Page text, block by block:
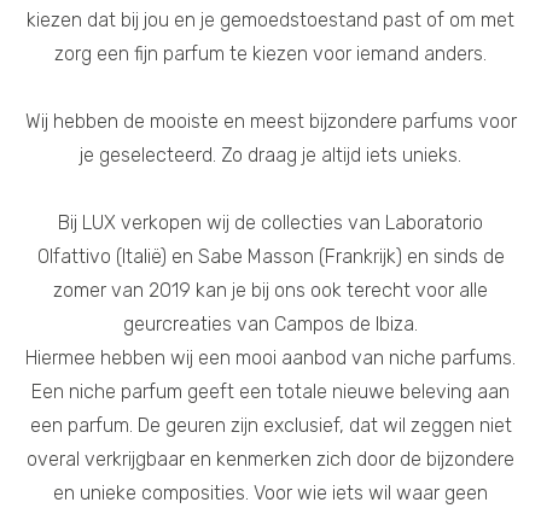
kiezen dat bij jou en je gemoedstoestand past of om met
zorg een fijn parfum te kiezen voor iemand anders.
Wij hebben de mooiste en meest bijzondere parfums voor
je geselecteerd. Zo draag je altijd iets unieks.
Bij LUX verkopen wij de collecties van Laboratorio
Olfattivo (Italië) en Sabe Masson (Frankrijk) en sinds de
zomer van 2019 kan je bij ons ook terecht voor alle
geurcreaties van Campos de Ibiza.
Hiermee hebben wij een mooi aanbod van niche parfums.
Een niche parfum geeft een totale nieuwe beleving aan
een parfum. De geuren zijn exclusief, dat wil zeggen niet
overal verkrijgbaar en kenmerken zich door de bijzondere
en unieke composities. Voor wie iets wil waar geen